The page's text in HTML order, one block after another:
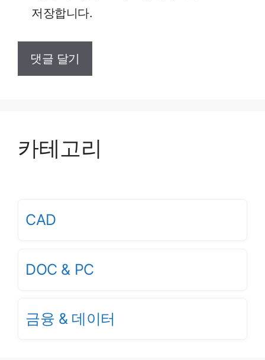
저장합니다.
카테고리
CAD
DOC & PC
금융 & 데이터